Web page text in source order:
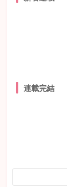
連載完結